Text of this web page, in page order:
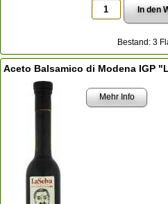
Bestand: 3
Aceto Balsamico di Modena IGP
Mehr Info